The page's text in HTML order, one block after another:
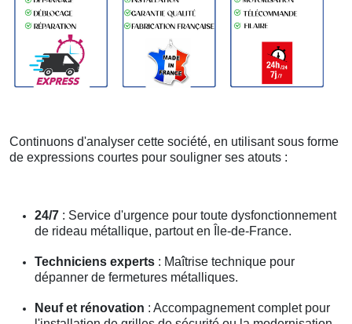
Continuons d'analyser cette société, en utilisant sous forme
de expressions courtes pour souligner ses atouts :
24/7 : Service d'urgence pour toute dysfonctionnement
de rideau métallique, partout en Île-de-France.
Techniciens experts : Maîtrise technique pour
dépanner de fermetures métalliques.
Neuf et rénovation : Accompagnement complet pour